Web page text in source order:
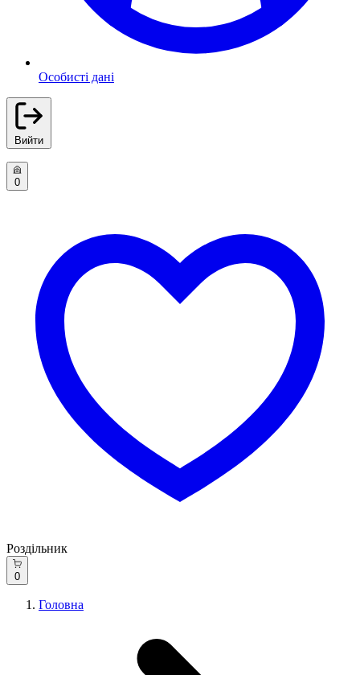
Особисті дані
Вийти
0
Роздільник
0
Головна